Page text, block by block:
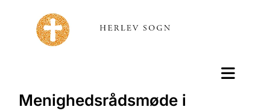
Menighedsrådsmøde i